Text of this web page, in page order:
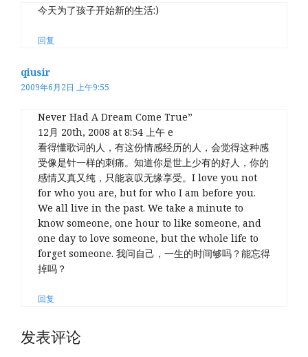
今天为了孩子开始新的生活:)
回复
qiusir
2009年6月2日 上午9:55
Never Had A Dream Come True”
12月 20th, 2008 at 8:54 上午 e
看得懂歌词的人，有这份情感经历的人，会觉得这种感
受像是针一样的刺痛。知道你是世上少有的好人，你的
感情又真又纯，只能哀叹无缘享受。I love you not
for who you are, but for who I am before you.
We all live in the past. We take a minute to
know someone, one hour to like someone, and
one day to love someone, but the whole life to
forget someone. 我问自己，一生的时间够吗？能忘得
掉吗？
回复
发表评论